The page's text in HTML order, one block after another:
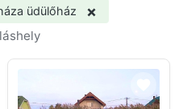
üdülőház ×